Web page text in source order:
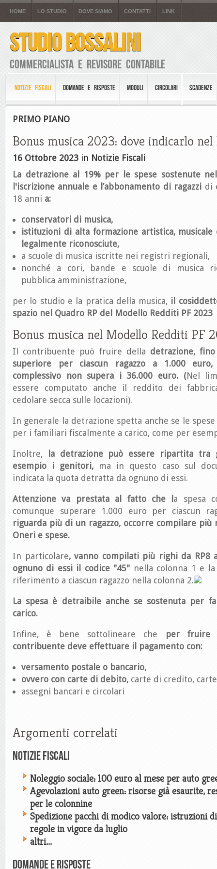
HOME LO STUDIO DOVE SIAMO CONTATTI LINK
STUDIO BOSSALINI
Commercialista e Revisore Contabile
NOTIZIE FISCALI DOMANDE E RISPOSTE MODULI CIRCOLARI SCADENZE
PRIMO PIANO
Bonus musica 2023: dove indicarlo
16 Ottobre 2023 in Notizie Fiscali
La detrazione al 19% per le spese sostenute
l'iscrizione annuale e l’abbonamento di ragazzi di
18 anni a:
conservatori di musica,
istituzioni di alta formazione artistica, musicale
legalmente riconosciute,
a scuole di musica iscritte nei registri regionali,
nonché a cori, bande e scuole di musica
pubblica amministrazione,
per lo studio e la pratica della musica, il
spazio nel Quadro RP del Modello Redditi PF 2023
Bonus musica nel Modello Redditi PF
Il contribuente può fruire della detrazione,
superiore per ciascun ragazzo a 1.000
complessivo non supera i 36.000 euro. (Nel
essere computato anche il reddito dei
cedolare secca sulle locazioni).
In generale la detrazione spetta anche se le
per i familiari fiscalmente a carico, come per
Inoltre,
la detrazione può essere ripartita
esempio i genitori, ma in questo caso sul
indicata la quota detratta da ognuno di essi.
Attenzione va prestata al fatto che
a spesa
comunque superare 1.000 euro per ciascun
riguarda più di un ragazzo, occorre compilare più
Oneri e spese.
In particolare, vanno compilati più righi da RP8
ognuno di essi il codice "45" nella colonna 1 e
riferimento a ciascun ragazzo nella colonna 2.
La spesa è detraibile anche se sostenuta per
carico.
Infine, è bene sottolineare che
per fruire
contribuente deve effettuare il pagamento con:
versamento postale o bancario,
ovvero con carte di debito, carte di credito,
assegni bancari e circolari
Argomenti correlati
Notizie Fiscali
Noleggio sociale: 100 euro al mese per auto
Agevolazioni auto green: risorse già esaurite,
per le colonnine
Spedizione pacchi di modico valore: istruzioni
regole in vigore da luglio
altri...
Domande e risposte